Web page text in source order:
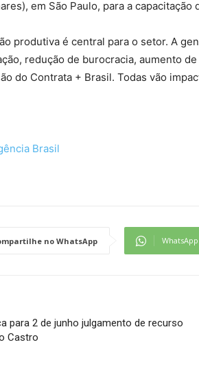
em São Paulo, para a capacitação
produtiva é central para o setor. A
redução de burocracia, aumento
do Contrata + Brasil. Todas vão
Brasil
no WhatsApp WhatsApp
para 2 de junho julgamento de recurso
Castro